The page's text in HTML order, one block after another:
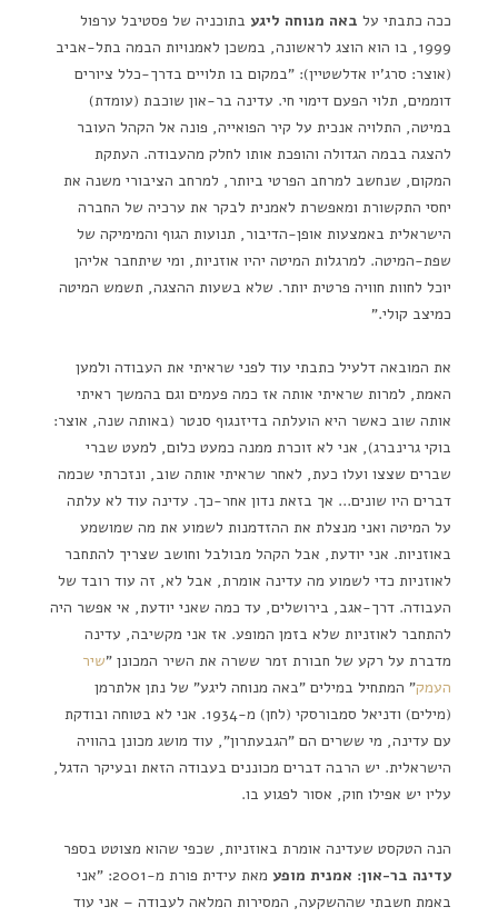
ככה כתבתי על באה מנוחה ליגע בתוכניה של פסטיבל ערפול
1999, בו הוא הוצג לראשונה, במשכן לאמנויות הבמה בתל-אביב
(אוצר: סרג'יו אדלשטיין): "במקום בו תלויים בדרך-כלל ציורים
דוממים, תלוי הפעם דימוי חי. עדינה בר-און שוכבת (עומדת)
במיטה, התלויה אנכית על קיר הפואייה, פונה אל הקהל העובר
להצגה בבמה הגדולה והופכת אותו לחלק מהעבודה. העתקת
המקום, שנחשב למרחב הפרטי ביותר, למרחב הציבורי משנה את
יחסי התקשורת ומאפשרת לאמנית לבקר את ערכיה של החברה
הישראלית באמצעות אופן-הדיבור, תנועות הגוף והמימיקה של
שפת-המיטה. למרגלות המיטה יהיו אוזניות, ומי שיתחבר אליהן
יוכל לחוות חוויה פרטית יותר. שלא בשעות ההצגה, תשמש המיטה
כמיצב קולי."
את המובאה דלעיל כתבתי עוד לפני שראיתי את העבודה ולמען
האמת, למרות שראיתי אותה אז כמה פעמים וגם בהמשך ראיתי
אותה שוב כאשר היא הועלתה בדיזנגוף סנטר (באותה שנה, אוצר:
בוקי גרינברג), אני לא זוכרת ממנה כמעט כלום, למעט שברי
שברים שצצו ועלו כעת, לאחר שראיתי אותה שוב, ונזכרתי שכמה
דברים היו שונים… אך בזאת נדון אחר-כך. עדינה עוד לא עלתה
על המיטה ואני מנצלת את ההזדמנות לשמוע את מה שמושמע
באוזניות. אני יודעת, אבל הקהל מבולבל וחושב שצריך להתחבר
לאוזניות כדי לשמוע מה עדינה אומרת, אבל לא, זה עוד רובד של
העבודה. דרך-אגב, בירושלים, עד כמה שאני יודעת, אי אפשר היה
להתחבר לאוזניות שלא בזמן המופע. אז אני מקשיבה, עדינה
מדברת על רקע של חבורת זמר ששרה את השיר המכונן "שיר
העמק" המתחיל במילים "באה מנוחה ליגע" של נתן אלתרמן
(מילים) ודניאל סמבורסקי (לחן) מ-1934. אני לא בטוחה ובודקת
עם עדינה, מי ששרים הם "הגבעתרון", עוד מושג מכונן בהוויה
הישראלית. יש הרבה דברים מכוננים בעבודה הזאת ובעיקר הדגל,
עליו יש אפילו חוק, אסור לפגוע בו.
הנה הטקסט שעדינה אומרת באוזניות, שכפי שהוא מצוטט בספר
עדינה בר-און: אמנית מופע
מאת עידית פורת מ-2001: "אני
באמת חשבתי שההשקעה, המסירות המלאה לעבודה – אני עוד